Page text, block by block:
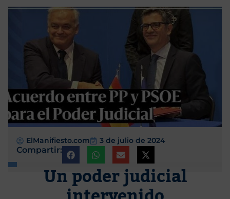
ElManifiesto.com 3 de julio de 2024
Compartir:
Un poder judicial